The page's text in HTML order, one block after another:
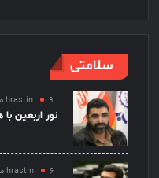
سلامتی
hrastin ۹ مرداد ۱۴۰۵
نور اربعین
hrastin ۶ مرداد ۱۴۰۵